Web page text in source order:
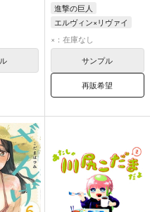
進撃の巨人
エルヴィン×リヴァイ
エルヴィン・スミス
リヴァイ
×：在庫なし
サンプル
再販希望